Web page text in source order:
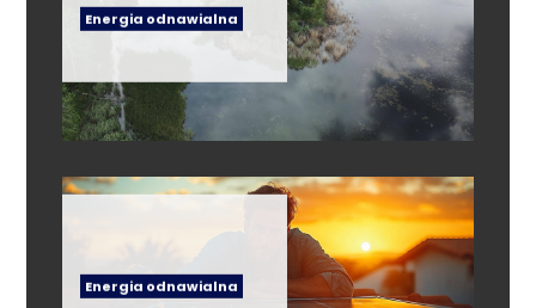
Energia odnawialna
Energia odnawialna